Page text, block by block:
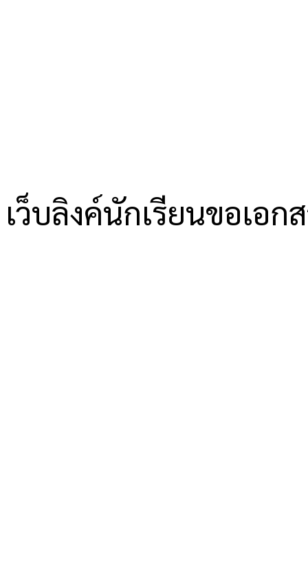
เว็บลิงค์นักเรียนขอเอก